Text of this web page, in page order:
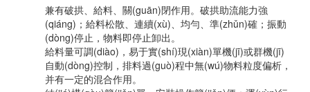
兼有破拱、給料、關(guān)閉作用。破拱助流能力強
(qiáng)；給料松散、連續(xù)、均勻、準(zhǔn)確；振動
(dòng)停止，物料即停止卸出。
給料量可調(diào)，易于實(shí)現(xiàn)單機(jī)或群機(jī)
自動(dòng)控制，排料過(guò)程中無(wú)物料粒度偏析，
并有一定的混合作用。